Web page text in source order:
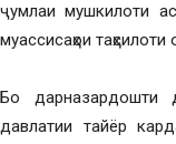
ҷумлаи мушкилоти
муассисаҳои
Бо дарназардошти
давлатии тайёр